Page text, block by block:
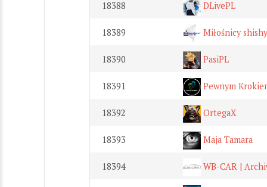
18388 DLivePL
18389 Miłośnicy shishy
18390 PasiPL
18391 Pewnym
18392 OrtegaX
18393 Maja Tamara
18394 WB-CAR |